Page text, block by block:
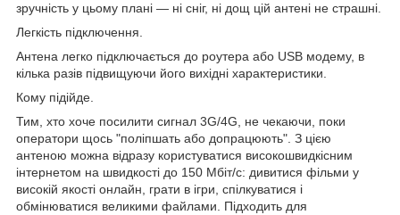
зручність у цьому плані — ні сніг, ні дощ цій антені не страшні.
Легкість підключення.
Антена легко підключається до роутера або USB модему, в
кілька разів підвищуючи його вихідні характеристики.
Кому підійде.
Тим, хто хоче посилити сигнал 3G/4G, не чекаючи, поки
оператори щось "поліпшать або допрацюють". З цією
антеною можна відразу користуватися високошвидкісним
інтернетом на швидкості до 150 Мбіт/с: дивитися фільми у
високій якості онлайн, грати в ігри, спілкуватися і
обмінюватися великими файлами. Підходить для